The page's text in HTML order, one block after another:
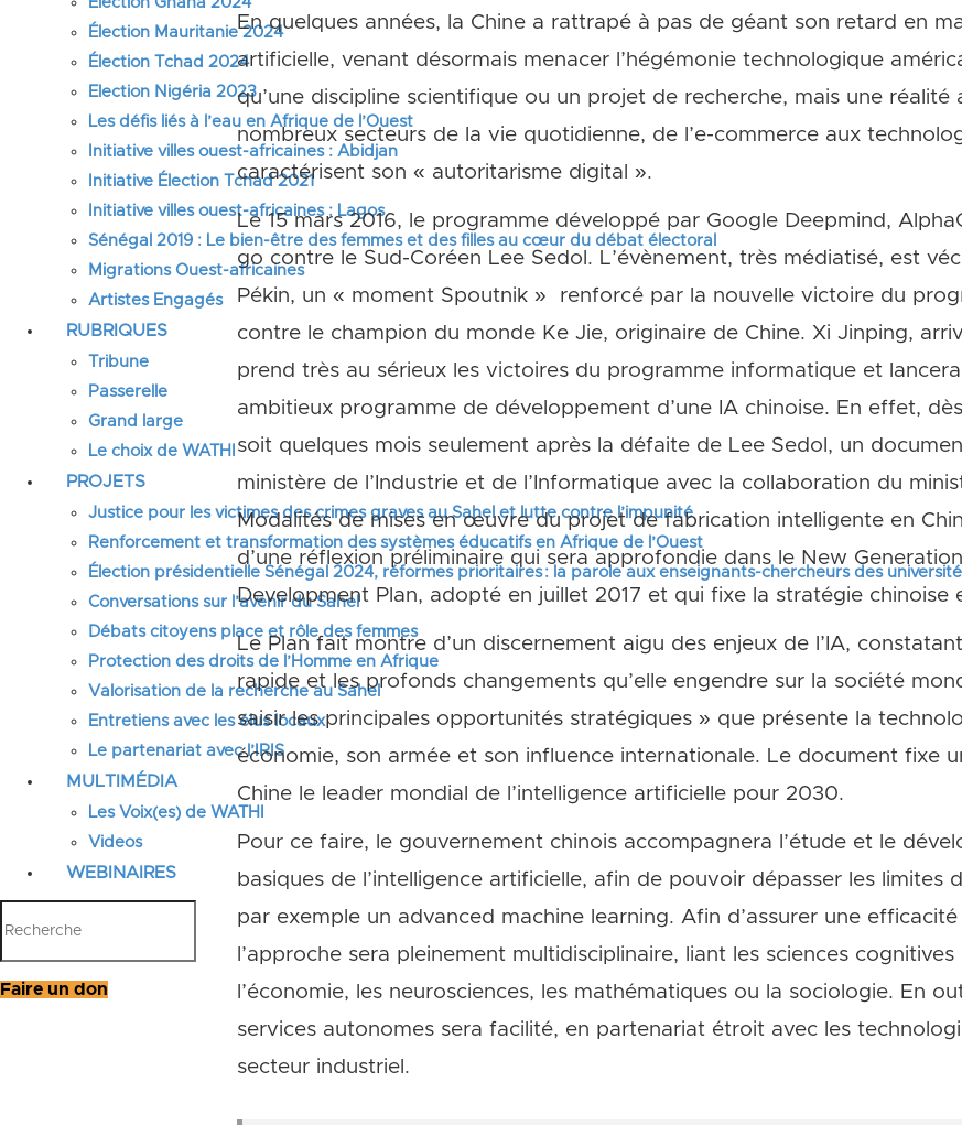
Élection Mauritanie 2024
Élection Tchad 2024
Election Nigéria 2023
Les défis liés à l’eau en Afrique de l’Ouest
Initiative villes ouest-africaines : Abidjan
Initiative Élection Tchad 2021
Initiative villes ouest-africaines : Lagos
Sénégal 2019 : Le bien-être des femmes et des filles au cœur du débat électoral
Migrations Ouest-africaines
Artistes Engagés
RUBRIQUES
Tribune
Passerelle
Grand large
Le choix de WATHI
PROJETS
Justice pour les victimes des crimes graves au Sahel et lutte contre l’impunité
Renforcement et transformation des systèmes éducatifs en Afrique de l’Ouest
Élection présidentielle Sénégal 2024, réformes prioritaires : la parole aux enseignants-chercheurs des
Conversations sur l’avenir du Sahel
Débats citoyens place et rôle des femmes
Protection des droits de l’Homme en Afrique
Valorisation de la recherche au Sahel
Entretiens avec les élus locaux
Le partenariat avec l’IRIS
MULTIMÉDIA
Les Voix(es) de WATHI
Videos
WEBINAIRES
Faire un don
En quelques années, la Chine a rattrapé à pas de géant son retard en
artificielle, venant désormais menacer l’hégémonie technologique
qu’une discipline scientifique ou un projet de recherche, mais une réalité
nombreux secteurs de la vie quotidienne, de l’e-commerce aux
caractérisent son « autoritarisme digital ».
Le 15 mars 2016, le programme développé par Google Deepmind,
go contre le Sud-Coréen Lee Sedol. L’évènement, très médiatisé, est
Pékin, un « moment Spoutnik » renforcé par la nouvelle victoire du
contre le champion du monde Ke Jie, originaire de Chine. Xi Jinping,
prend très au sérieux les victoires du programme informatique et
ambitieux programme de développement d’une IA chinoise. En effet,
soit quelques mois seulement après la défaite de Lee Sedol, un
ministère de l’Industrie et de l’Informatique avec la collaboration du
Modalités de mises en œuvre du projet de fabrication intelligente en
d’une réflexion préliminaire qui sera approfondie dans le New
Development Plan, adopté en juillet 2017 et qui fixe la stratégie chinoise
Le Plan fait montre d’un discernement aigu des enjeux de l’IA,
rapide et les profonds changements qu’elle engendre sur la société
saisir les principales opportunités stratégiques » que présente la
économie, son armée et son influence internationale. Le document fixe
Chine le leader mondial de l’intelligence artificielle pour 2030.
Pour ce faire, le gouvernement chinois accompagnera l’étude et le
basiques de l’intelligence artificielle, afin de pouvoir dépasser les limites
par exemple un advanced machine learning. Afin d’assurer une
l’approche sera pleinement multidisciplinaire, liant les sciences
l’économie, les neurosciences, les mathématiques ou la sociologie. En
services autonomes sera facilité, en partenariat étroit avec les
secteur industriel.